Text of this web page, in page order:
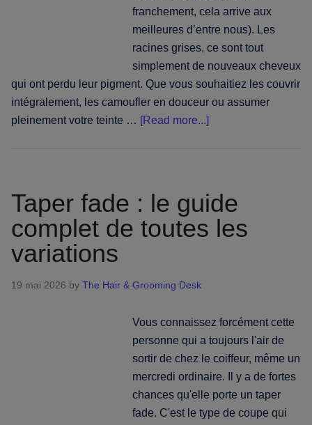
franchement, cela arrive aux
meilleures d’entre nous). Les
racines grises, ce sont tout
simplement de nouveaux cheveux
qui ont perdu leur pigment. Que vous souhaitiez les couvrir
intégralement, les camoufler en douceur ou assumer
pleinement votre teinte … [Read more...]about
comment
les
couvrir,
la
transition
Taper fade : le guide
complet de toutes les
variations
19 mai 2026 by The Hair & Grooming Desk
Vous connaissez forcément cette
personne qui a toujours l'air de
sortir de chez le coiffeur, même un
mercredi ordinaire. Il y a de fortes
chances qu'elle porte un taper
fade. C'est le type de coupe qui